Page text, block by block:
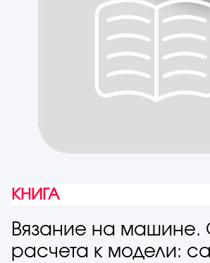
КНИГА
Вязание на машине.
расчета к модели: